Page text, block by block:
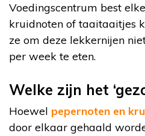
Voedingscentrum best
kruidnoten of taaitaaitjes
ze om deze lekkernijen
per week te eten.
Welke zijn het
Hoewel pepernoten en
door elkaar gehaald